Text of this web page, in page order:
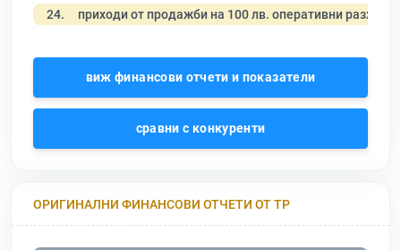
24. приходи от продажби на 100 лв. оперативни разходи
виж финансови отчети и показатели
сравни с конкуренти
ОРИГИНАЛНИ ФИНАНСОВИ ОТЧЕТИ ОТ ТР